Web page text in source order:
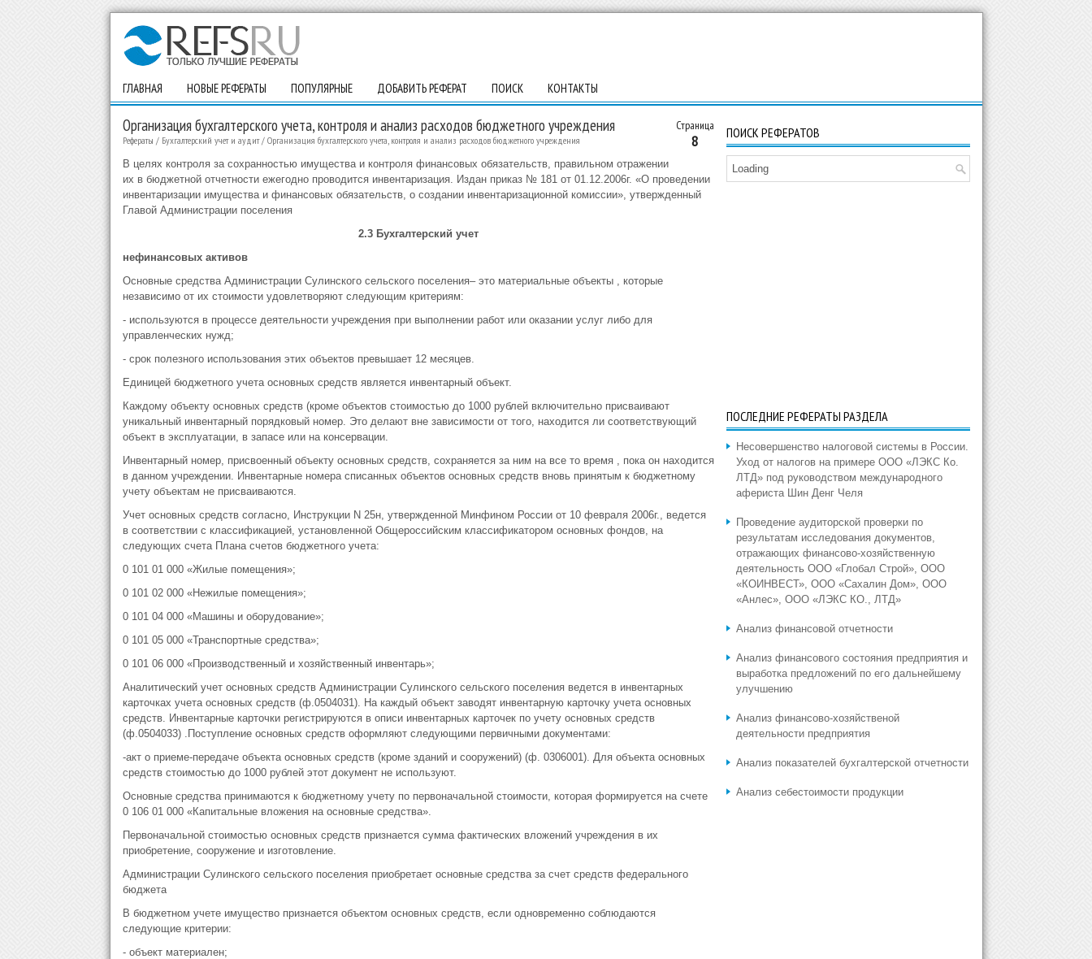
ГЛАВНАЯ НОВЫЕ РЕФЕРАТЫ ПОПУЛЯРНЫЕ ДОБАВИТЬ РЕФЕРАТ ПОИСК КОНТАКТЫ
Страница
8
Организация бухгалтерского учета, контроля и анализ расходов бюджетного учреждения
Рефераты / Бухгалтерский учет и аудит/ Организация бухгалтерского учета, контроля и анализ расходов бюджетного учреждения
В целях контроля за сохранностью имущества и контроля финансовых обязательств, правильном отражении
их в бюджетной отчетности ежегодно проводится инвентаризация. Издан приказ № 181 от 01.12.2006г. «О проведении
инвентаризации имущества и финансовых обязательств, о создании инвентаризационной комиссии», утвержденный
Главой Администрации поселения
2.3 Бухгалтерский учет
нефинансовых активов
Основные средства Администрации Сулинского сельского поселения– это материальные объекты , которые
независимо от их стоимости удовлетворяют следующим критериям:
- используются в процессе деятельности учреждения при выполнении работ или оказании услуг либо для
управленческих нужд;
- срок полезного использования этих объектов превышает 12 месяцев.
Единицей бюджетного учета основных средств является инвентарный объект.
Каждому объекту основных средств (кроме объектов стоимостью до 1000 рублей включительно присваивают
уникальный инвентарный порядковый номер. Это делают вне зависимости от того, находится ли соответствующий
объект в эксплуатации, в запасе или на консервации.
Инвентарный номер, присвоенный объекту основных средств, сохраняется за ним на все то время , пока он находится
в данном учреждении. Инвентарные номера списанных объектов основных средств вновь принятым к бюджетному
учету объектам не присваиваются.
Учет основных средств согласно, Инструкции N 25н, утвержденной Минфином России от 10 февраля 2006г., ведется
в соответствии с классификацией, установленной Общероссийским классификатором основных фондов, на
следующих счета Плана счетов бюджетного учета:
0 101 01 000 «Жилые помещения»;
0 101 02 000 «Нежилые помещения»;
0 101 04 000 «Машины и оборудование»;
0 101 05 000 «Транспортные средства»;
0 101 06 000 «Производственный и хозяйственный инвентарь»;
Аналитический учет основных средств Администрации Сулинского сельского поселения ведется в инвентарных
карточках учета основных средств (ф.0504031). На каждый объект заводят инвентарную карточку учета основных
средств. Инвентарные карточки регистрируются в описи инвентарных карточек по учету основных средств
(ф.0504033) .Поступление основных средств оформляют следующими первичными документами:
-акт о приеме-передаче объекта основных средств (кроме зданий и сооружений) (ф. 0306001). Для объекта основных
средств стоимостью до 1000 рублей этот документ не используют.
Основные средства принимаются к бюджетному учету по первоначальной стоимости, которая формируется на счете
0 106 01 000 «Капитальные вложения на основные средства».
Первоначальной стоимостью основных средств признается сумма фактических вложений учреждения в их
приобретение, сооружение и изготовление.
Администрации Сулинского сельского поселения приобретает основные средства за счет средств федерального
бюджета
В бюджетном учете имущество признается объектом основных средств, если одновременно соблюдаются
следующие критерии:
- объект материален;
ПОИСК РЕФЕРАТОВ
Loading
ПОСЛЕДНИЕ РЕФЕРАТЫ РАЗДЕЛА
Несовершенство налоговой системы в России.
Уход от налогов на примере ООО «ЛЭКС Ко.
ЛТД» под руководством международного
афериста Шин Денг Челя
Проведение аудиторской проверки по
результатам исследования документов,
отражающих финансово-хозяйственную
деятельность ООО «Глобал Строй», ООО
«КОИНВЕСТ», ООО «Сахалин Дом», ООО
«Анлес», ООО «ЛЭКС КО., ЛТД»
Анализ финансовой отчетности
Анализ финансового состояния предприятия и
выработка предложений по его дальнейшему
улучшению
Анализ финансово-хозяйственой
деятельности предприятия
Анализ показателей бухгалтерской отчетности
Анализ себестоимости продукции